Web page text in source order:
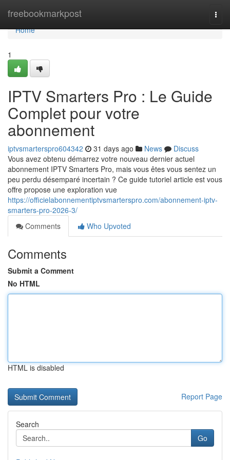
freebookmarkpost
Home
Home
1
IPTV Smarters Pro : Le Guide
Complet pour votre
abonnement
iptvsmarterspro604342 31 days ago News
Discuss
Vous avez obtenu démarrez votre nouveau dernier actuel
abonnement IPTV Smarters Pro, mais vous êtes vous sentez un
peu perdu désemparé incertain ? Ce guide tutoriel article est vous
offre propose une exploration vue
https://officielabonnementiptvsmarterspro.com/abonnement-iptv-
smarters-pro-2026-3/
Comments
Who Upvoted
Comments
Submit a Comment
No HTML
HTML is disabled
Report Page
Search
Go